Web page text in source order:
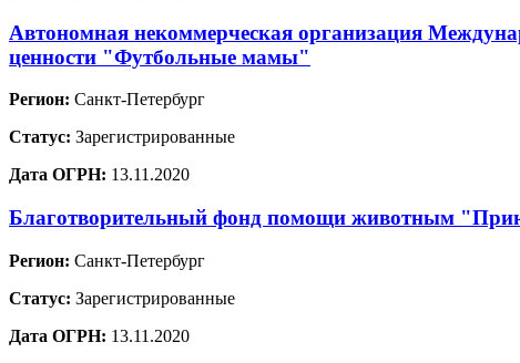
Автономная некоммерческая организация
ценности "Футбольные мамы"
Регион: Санкт-Петербург
Статус: Зарегистрированные
Дата ОГРН: 13.11.2020
Благотворительный фонд помощи животным
Регион: Санкт-Петербург
Статус: Зарегистрированные
Дата ОГРН: 13.11.2020